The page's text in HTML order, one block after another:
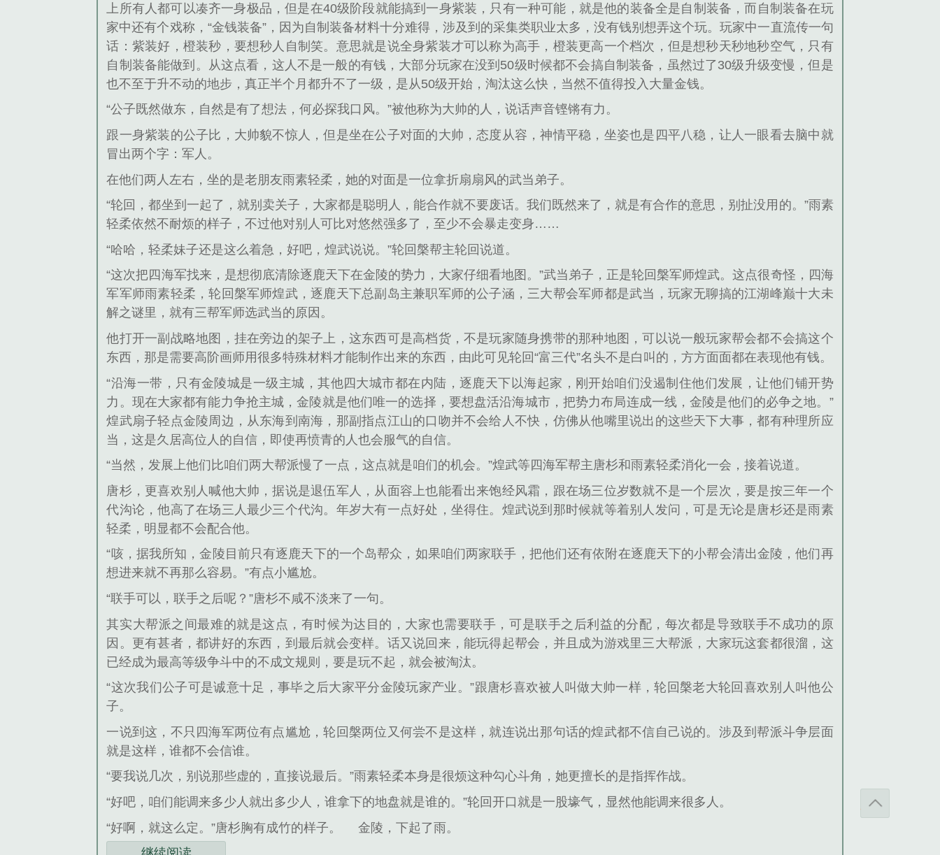
上所有人都可以凑齐一身极品，但是在40级阶段就能搞到一身紫装，只有一种可能，就是他的装备全是自制装备，而自制装备在玩
家中还有个戏称，“金钱装备”，因为自制装备材料十分难得，涉及到的采集类职业太多，没有钱别想弄这个玩。玩家中一直流传一句
话：紫装好，橙装秒，要想秒人自制笑。意思就是说全身紫装才可以称为高手，橙装更高一个档次，但是想秒天秒地秒空气，只有
自制装备能做到。从这点看，这人不是一般的有钱，大部分玩家在没到50级时候都不会搞自制装备，虽然过了30级升级变慢，但是
也不至于升不动的地步，真正半个月都升不了一级，是从50级开始，淘汰这么快，当然不值得投入大量金钱。
“公子既然做东，自然是有了想法，何必探我口风。”被他称为大帅的人，说话声音铿锵有力。
跟一身紫装的公子比，大帅貌不惊人，但是坐在公子对面的大帅，态度从容，神情平稳，坐姿也是四平八稳，让人一眼看去脑中就
冒出两个字：军人。
在他们两人左右，坐的是老朋友雨素轻柔，她的对面是一位拿折扇扇风的武当弟子。
“轮回，都坐到一起了，就别卖关子，大家都是聪明人，能合作就不要废话。我们既然来了，就是有合作的意思，别扯没用的。”雨素
轻柔依然不耐烦的样子，不过他对别人可比对悠然强多了，至少不会暴走变身……
“哈哈，轻柔妹子还是这么着急，好吧，煌武说说。”轮回槃帮主轮回说道。
“这次把四海军找来，是想彻底清除逐鹿天下在金陵的势力，大家仔细看地图。”武当弟子，正是轮回槃军师煌武。这点很奇怪，四海
军军师雨素轻柔，轮回槃军师煌武，逐鹿天下总副岛主兼职军师的公子涵，三大帮会军师都是武当，玩家无聊搞的江湖峰巅十大未
解之谜里，就有三帮军师选武当的原因。
他打开一副战略地图，挂在旁边的架子上，这东西可是高档货，不是玩家随身携带的那种地图，可以说一般玩家帮会都不会搞这个
东西，那是需要高阶画师用很多特殊材料才能制作出来的东西，由此可见轮回“富三代”名头不是白叫的，方方面面都在表现他有钱。
“沿海一带，只有金陵城是一级主城，其他四大城市都在内陆，逐鹿天下以海起家，刚开始咱们没遏制住他们发展，让他们铺开势
力。现在大家都有能力争抢主城，金陵就是他们唯一的选择，要想盘活沿海城市，把势力布局连成一线，金陵是他们的必争之地。”
煌武扇子轻点金陵周边，从东海到南海，那副指点江山的口吻并不会给人不快，仿佛从他嘴里说出的这些天下大事，都有种理所应
当，这是久居高位人的自信，即使再愤青的人也会服气的自信。
“当然，发展上他们比咱们两大帮派慢了一点，这点就是咱们的机会。”煌武等四海军帮主唐杉和雨素轻柔消化一会，接着说道。
唐杉，更喜欢别人喊他大帅，据说是退伍军人，从面容上也能看出来饱经风霜，跟在场三位岁数就不是一个层次，要是按三年一个
代沟论，他高了在场三人最少三个代沟。年岁大有一点好处，坐得住。煌武说到那时候就等着别人发问，可是无论是唐杉还是雨素
轻柔，明显都不会配合他。
“咳，据我所知，金陵目前只有逐鹿天下的一个岛帮众，如果咱们两家联手，把他们还有依附在逐鹿天下的小帮会清出金陵，他们再
想进来就不再那么容易。”有点小尴尬。
“联手可以，联手之后呢？”唐杉不咸不淡来了一句。
其实大帮派之间最难的就是这点，有时候为达目的，大家也需要联手，可是联手之后利益的分配，每次都是导致联手不成功的原
因。更有甚者，都讲好的东西，到最后就会变样。话又说回来，能玩得起帮会，并且成为游戏里三大帮派，大家玩这套都很溜，这
已经成为最高等级争斗中的不成文规则，要是玩不起，就会被淘汰。
“这次我们公子可是诚意十足，事毕之后大家平分金陵玩家产业。”跟唐杉喜欢被人叫做大帅一样，轮回槃老大轮回喜欢别人叫他公
子。
一说到这，不只四海军两位有点尴尬，轮回槃两位又何尝不是这样，就连说出那句话的煌武都不信自己说的。涉及到帮派斗争层面
就是这样，谁都不会信谁。
“要我说几次，别说那些虚的，直接说最后。”雨素轻柔本身是很烦这种勾心斗角，她更擅长的是指挥作战。
“好吧，咱们能调来多少人就出多少人，谁拿下的地盘就是谁的。”轮回开口就是一股壕气，显然他能调来很多人。
“好啊，就这么定。”唐杉胸有成竹的样子。
金陵，下起了雨。